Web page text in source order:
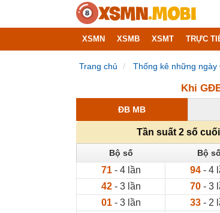
XSMN XSMB XSMT TRỰC
Trang chủ Thống kê những ngày
Khi
ĐB MB
Tần suất 2 số
Bộ số Bộ số
71- 4 lần 94- 4
42- 3 lần 70- 3
01- 3 lần 33- 2